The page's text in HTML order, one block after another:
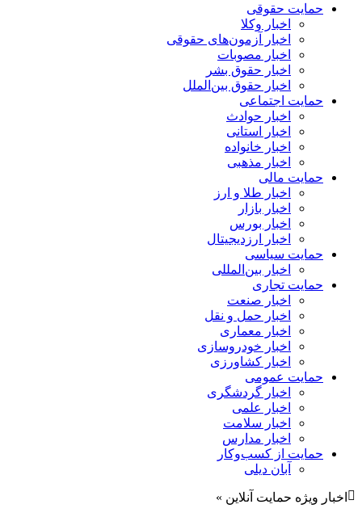
حمایت حقوقی
اخبار وکلا
اخبار آزمون‌های حقوقی
اخبار مصوبات
اخبار حقوق بشر
اخبار حقوق بین‌الملل
حمایت اجتماعی
اخبار حوادث
اخبار استانی
اخبار خانواده
اخبار مذهبی
حمایت مالی
اخبار طلا و ارز
اخبار بازار
اخبار بورس
اخبار ارزدیجیتال
حمایت سیاسی
اخبار بین‌المللی
حمایت تجاری
اخبار صنعت
اخبار حمل و نقل
اخبار معماری
اخبار خودروسازی
اخبار کشاورزی
حمایت عمومی
اخبار گردشگری
اخبار علمی
اخبار سلامت
اخبار مدارس
حمایت از کسب‌وکار
آبان دیلی
اخبار ویژه حمایت آنلاین »